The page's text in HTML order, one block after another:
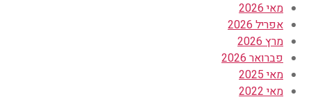
מאי 2026
אפריל 2026
מרץ 2026
פברואר 2026
מאי 2025
מאי 2022